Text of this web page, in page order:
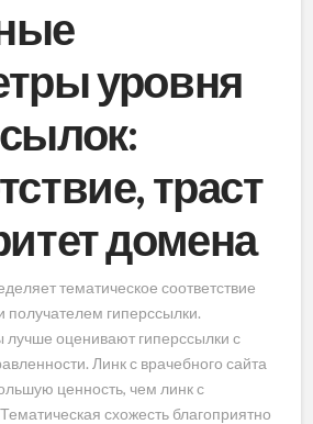
уровня
траст
домена
тематическое соответствие
получателем гиперссылки.
лучше оценивают гиперссылки с
Линк с врачебного сайта
ценность, чем линк с
схожесть благоприятно